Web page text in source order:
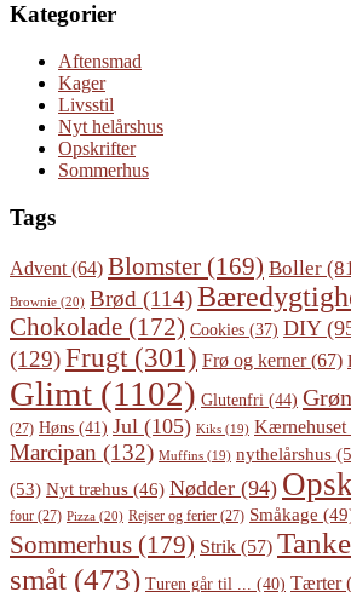
Kategorier
Aftensmad
Kager
Livsstil
Nyt helårshus
Opskrifter
Sommerhus
Tags
Advent (64) Blomster (169) Boller
Brownie (20) Brød (114)
Chokolade (172) Cookies (37) DIY
(129)Frugt(301) Frø og kerner(67)
Glimt (1102) Glutenfri (44)
(27) Høns (41) Jul (105) Kiks (19) Kærnehuset
Marcipan (132) Muffins (19) nythelårshus
(53) Nyt træhus (46) Nødder (94)
four (27) Pizza (20) Rejser og ferier (27) Småkage
Sommerhus (179) Strik (57)
småt (473) Turen går til ... (40) Tærter